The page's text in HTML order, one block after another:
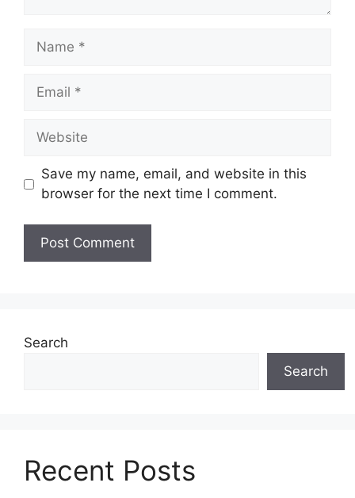
Name
Email
Website
Save my name, email, and website in this
browser for the next time I comment.
Search
Search
Recent Posts